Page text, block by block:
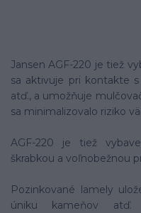
Jansen AGF-220 je tiež
sa aktivuje pri kontakte
atď., a umožňuje
sa minimalizovalo riziko
AGF-220 je tiež
škrabkou a voľnobežnou
Pozinkované lamely
úniku kameňov atď.